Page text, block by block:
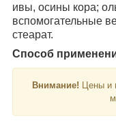
ивы, осины кора;
вспомогательные
стеарат.
Способ
Внимание! Цены и